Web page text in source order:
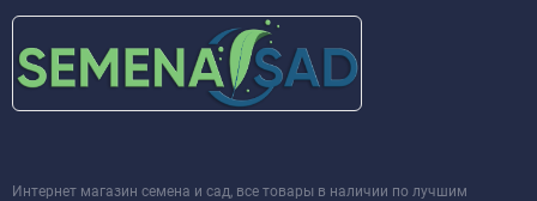
Интернет магазин семена и сад, все товары в наличии по лучшим